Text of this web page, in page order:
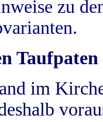
zu
Taufpaten
im